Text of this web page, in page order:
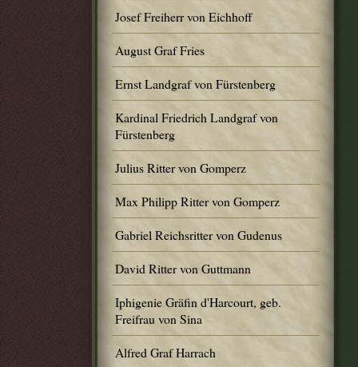
Josef Freiherr von Eichhoff
August Graf Fries
Ernst Landgraf von Fürstenberg
Kardinal Friedrich Landgraf von
Fürstenberg
Julius Ritter von Gomperz
Max Philipp Ritter von Gomperz
Gabriel Reichsritter von Gudenus
David Ritter von Guttmann
Iphigenie Gräfin d'Harcourt, geb.
Freifrau von Sina
Alfred Graf Harrach